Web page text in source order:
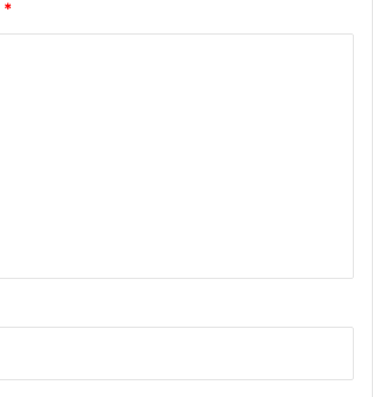
*